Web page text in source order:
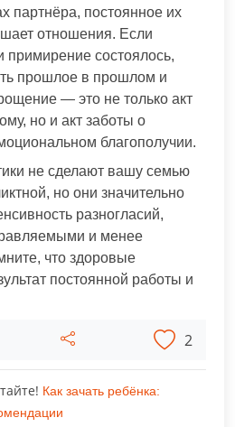
партнёра, постоянное их
отношения. Если
примирение состоялось,
прошлое в прошлом и
— это не только акт
но и акт заботы о
благополучии.
не сделают вашу семью
но они значительно
разногласий,
и менее
что здоровые
постоянной работы и
2
Как зачать ребёнка: